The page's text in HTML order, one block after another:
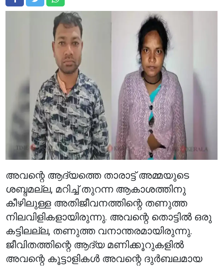
അവന്റെ ആദ്യത്തെ താരാട്ട് അമ്മയുടെ
ശബ്ദമല്ല, മറിച്ച് തുറന്ന ആകാശത്തിനു
കീഴിലുള്ള അതിജീവനത്തിന്റെ തണുത്ത
നിലവിളികളായിരുന്നു. അവന്റെ തൊട്ടിൽ ഒരു
കട്ടിലല്ല, തണുത്ത വനാന്തരമായിരുന്നു.
ജീവിതത്തിന്റെ ആദ്യ മണിക്കൂറുകളിൽ
അവന്റെ കൂട്ടാളികൾ അവന്റെ ദുർബലമായ